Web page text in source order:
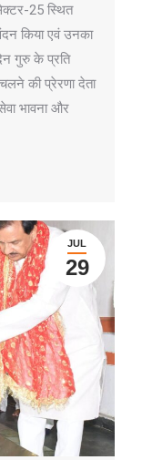
25 स्थित
किया एवं उनका
गुरु के प्रति
की प्रेरणा देता
भावना और
JUL
29